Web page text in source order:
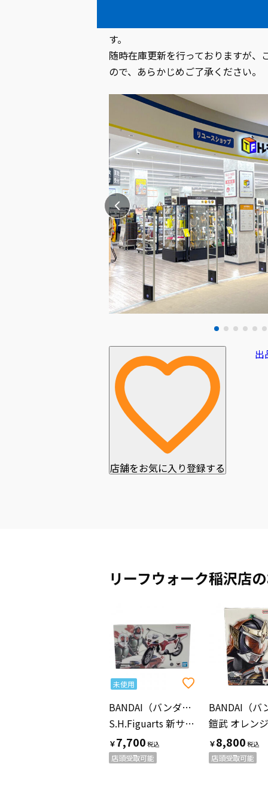
お電話でのお問い合わせの際には
店頭で実際に商品をご確認いただ
す。
随時在庫更新を行っておりますが、
ので、あらかじめご了承ください。
店舗をお気に入り登録する
出
リーフウォーク稲沢店
未使用
BANDAI（バンダイ）
S.H.Figuarts 新サイクロン号(仮面ライダー) 栄光の昭和ライダーエディション 仮面ライダー
￥7,700
店頭受取可能
￥8,800
店頭受取可能